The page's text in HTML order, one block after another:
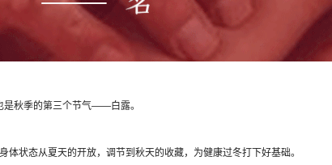
秋季的第三个节气——白露。
状态从夏天的开放，调节到秋天的收藏，为健康过冬打下好基础。